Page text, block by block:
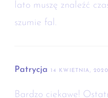
lato muszę znaleźć
szumie fal.
Patrycja 14 KWIETNIA, 2020
Bardzo ciekawe!